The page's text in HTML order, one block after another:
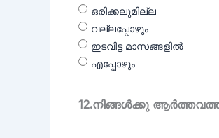
ഒരിക്കലുമില്ല
വല്ലപ്പോഴും
ഇടവിട്ട മാസങ്ങളിൽ
എപ്പോഴും
12.നിങ്ങൾക്കു